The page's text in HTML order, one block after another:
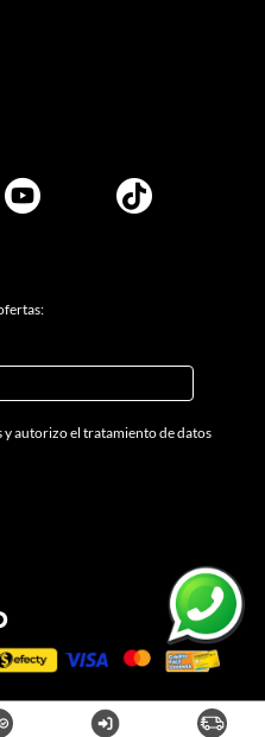
yautorizo el tratamiento de datos
Distribuciones S.A.S., 2023